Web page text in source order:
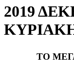
2019
ΤΟ